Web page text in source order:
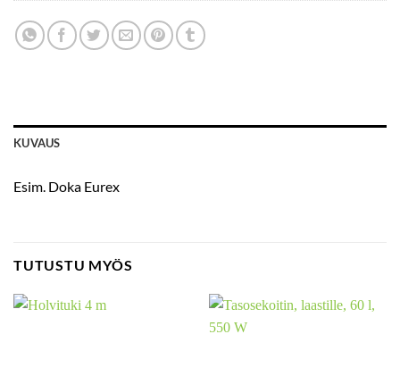
KUVAUS
Esim. Doka Eurex
TUTUSTU MYÖS